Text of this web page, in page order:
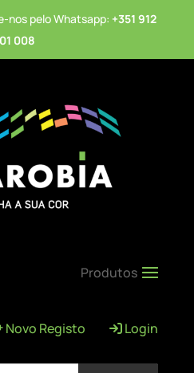
nos pelo Whatsapp: +351 912
008
Novo Registo Login